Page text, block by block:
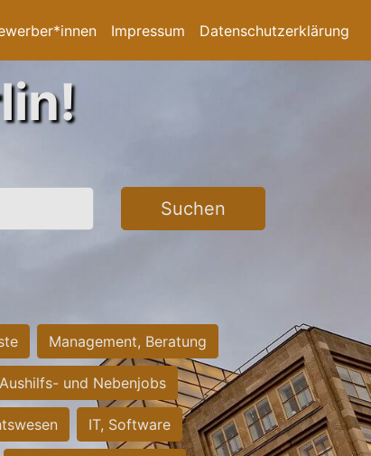
Impressum Datenschutzerklärung
Suchen
Management, Beratung
und Nebenjobs
IT, Software